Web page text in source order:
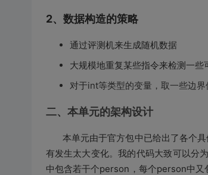
2、数据构造的策略
通过评测机来生成随机数据
大规模地重复某些指令来检测一些
对于int等类型的变量，取一些边界
二、本单元的架构设计
本单元由于官方包中已给出了各个具
有发生太大变化。我的代码大致可以分
中包含若干个person ，每个person中又